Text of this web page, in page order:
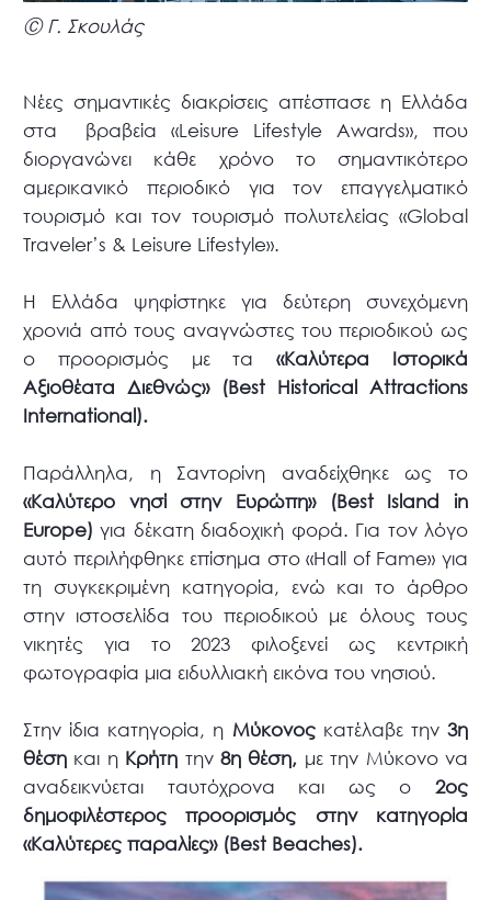
Ⓒ Γ. Σκουλάς
Νέες σημαντικές διακρίσεις απέσπασε η Ελλάδα
στα βραβεία «Leisure Lifestyle Awards», που
διοργανώνει κάθε χρόνο το σημαντικότερο
αμερικανικό περιοδικό για τον επαγγελματικό
τουρισμό και τον τουρισμό πολυτελείας «Global
Traveler’s & Leisure Lifestyle».
Η Ελλάδα ψηφίστηκε για δεύτερη συνεχόμενη
χρονιά από τους αναγνώστες του περιοδικού ως
ο προορισμός με τα«Καλύτερα Ιστορικά
Αξιοθέατα Διεθνώς» (Best Historical Attractions
International).
Παράλληλα, η Σαντορίνη αναδείχθηκε ως το
«Καλύτερο νησί στην Ευρώπη» (Best Island in
Europe) για δέκατη διαδοχική φορά. Για τον λόγο
αυτό περιλήφθηκε επίσημα στο «Hall of Fame» για
τη συγκεκριμένη κατηγορία, ενώ και το άρθρο
στην ιστοσελίδα του περιοδικού με όλους τους
νικητές για το 2023 φιλοξενεί ως κεντρική
φωτογραφία μια ειδυλλιακή εικόνα του νησιού.
Στην ίδια κατηγορία, η Μύκονοςκατέλαβε την 3η
θέση και η Κρήτη την 8η θέση, με την Μύκονο να
αναδεικνύεται ταυτόχρονα και ως ο 2ος
δημοφιλέστερος προορισμός στην κατηγορία
«Καλύτερες παραλίες» (Best Beaches).